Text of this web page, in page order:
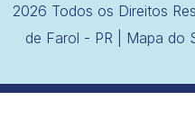
2026 Todos os Direitos
de Farol - PR | Mapa do